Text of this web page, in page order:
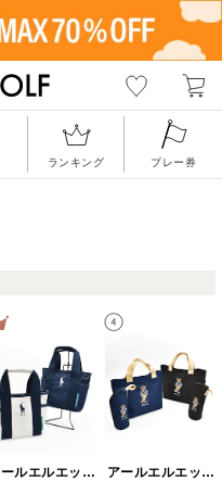
ランキング プレー券
アールエルエックスゴルフ(RLX GOLF) アールエルエックスゴルフ(RLX GOLF)